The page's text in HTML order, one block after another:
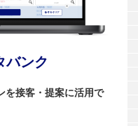
バンク
を接客・提案に活用で